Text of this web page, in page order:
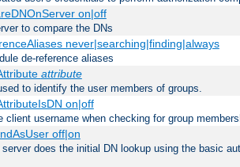
on|off
to compare the DNs
never|searching|finding|always
de-reference aliases
attribute
to identify the user members of groups.
on|off
client username when checking for group
off|on
does the initial DN lookup using the basic